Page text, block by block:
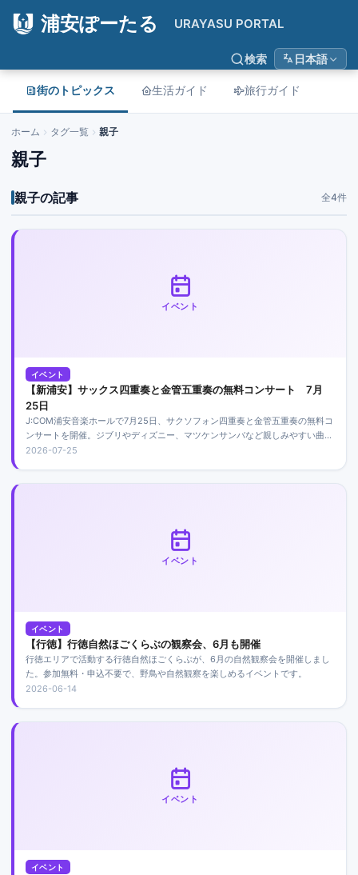
浦安ぽーたる URAYASU PORTAL
検索 日本語
街のトピックス 生活ガイド 旅行ガイド
ホーム タグ一覧 親子
親子
親子の記事 全4件
イベント
イベント
【新浦安】サックス四重奏と金管五重奏の無料コンサート 7月
25日
J:COM浦安音楽ホールで7月25日、サクソフォン四重奏と金管五重奏の無料コ
ンサートを開催。ジブリやディズニー、マツケンサンバなど親しみやすい曲を
演奏し、未就学児も入場できます。
2026-07-25
イベント
イベント
【行徳】行徳自然ほごくらぶの観察会、6月も開催
行徳エリアで活動する行徳自然ほごくらぶが、6月の自然観察会を開催しまし
た。参加無料・申込不要で、野鳥や自然観察を楽しめるイベントです。
2026-06-14
イベント
イベント